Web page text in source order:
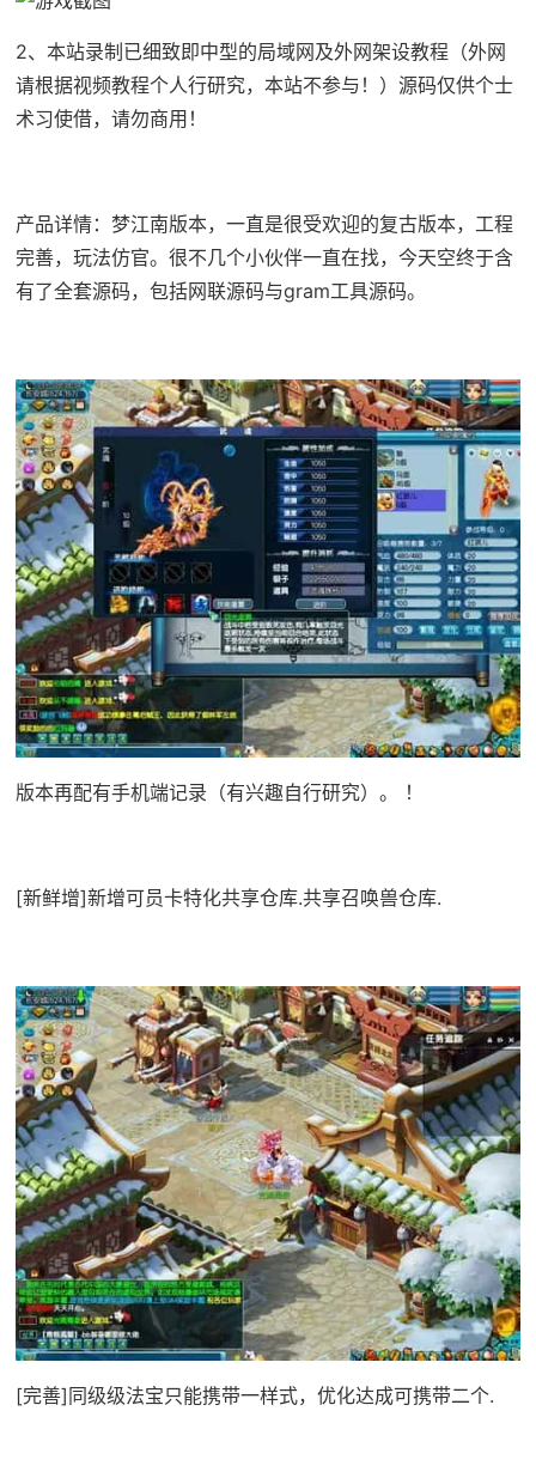
2、本站录制已细致即中型的局域网及外网架设教程（外网
请根据视频教程个人行研究，本站不参与！）源码仅供个士
术习使借，请勿商用！
产品详情：梦江南版本，一直是很受欢迎的复古版本，工程
完善，玩法仿官。很不几个小伙伴一直在找，今天空终于含
有了全套源码，包括网联源码与gram工具源码。
版本再配有手机端记录（有兴趣自行研究）。 ！
[新鲜增]新增可员卡特化共享仓库.共享召唤兽仓库.
[完善]同级级法宝只能携带一样式，优化达成可携带二个.